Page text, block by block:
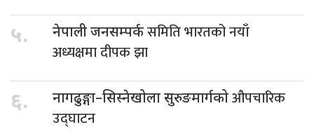
५. नेपाली जनसम्पर्कसमिति भारतको नयाँ
अध्यक्षमा दीपक झा
६. नागढुङ्गा–सिस्नेखोला सुरुङमार्गकोऔपचारिक
उद्घाटन